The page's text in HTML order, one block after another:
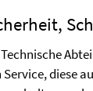
Technische
Service, diese